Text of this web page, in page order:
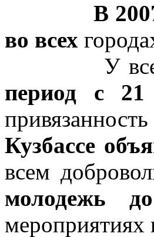
В
во всех
У всех
период с
Кузбассе
всем
молодежь